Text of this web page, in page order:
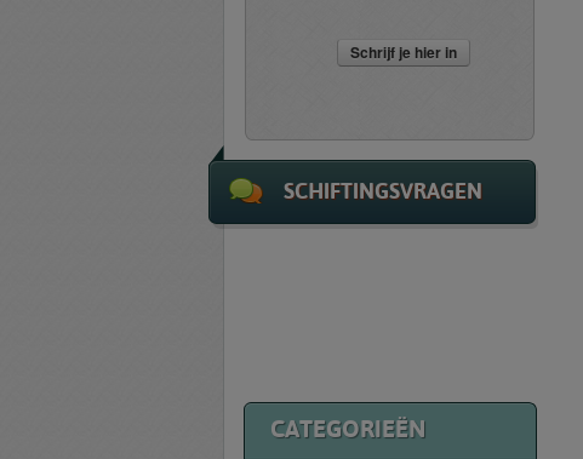
Schrijf je hier in
SCHIFTINGSVRAGEN
CATEGORIEËN